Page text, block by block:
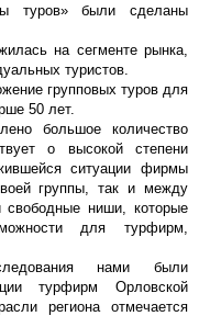
туров» были сделаны
на сегменте рынка,
туристов.
групповых туров для
50 лет.
большое количество
о высокой степени
ситуации фирмы
группы, так и между
ниши, которые
для турфирм,
нами были
турфирм Орловской
региона отмечается